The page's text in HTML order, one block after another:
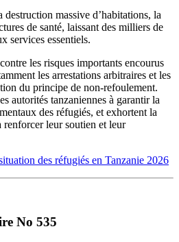
massive d’habitations, la
de santé, laissant des milliers de
services essentiels.
les risques importants encourus
les arrestations arbitraires et les
du principe de non-refoulement.
autorités tanzaniennes à garantir la
des réfugiés, et exhortent la
leur soutien et leur
des réfugiés en Tanzanie 2026
No 535